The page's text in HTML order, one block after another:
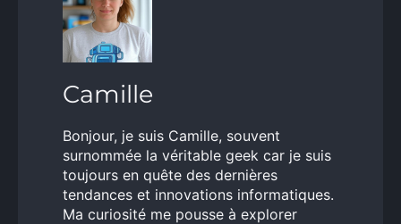
Camille
Bonjour, je suis Camille, souvent
surnommée la véritable geek car je suis
toujours en quête des dernières
tendances et innovations informatiques.
Ma curiosité me pousse à explorer